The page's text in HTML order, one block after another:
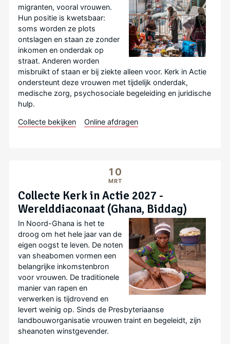
migranten, vooral vrouwen.
Hun positie is kwetsbaar:
soms worden ze plots
ontslagen en staan ze zonder
inkomen en onderdak op
straat. Anderen worden
misbruikt of staan er bij ziekte alleen voor. Kerk in Actie
ondersteunt deze vrouwen met tijdelijk onderdak,
medische zorg, psychosociale begeleiding en juridische
hulp.
Collecte bekijken Online afdragen
10
MRT
Collecte Kerk in Actie 2027 -
Werelddiaconaat (Ghana, Biddag)
In Noord-Ghana is het te
droog om het hele jaar van de
eigen oogst te leven. De noten
van sheabomen vormen een
belangrijke inkomstenbron
voor vrouwen. De traditionele
manier van rapen en
verwerken is tijdrovend en
levert weinig op. Sinds de Presbyteriaanse
landbouworganisatie vrouwen traint en begeleidt, zijn
sheanoten winstgevender.